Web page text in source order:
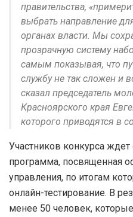
правительства,
выбрать направление
органах власти. Мы
прозрачную систему
самым показывая, что
службу не так сложен и
сказал председатель
Красноярского края
которого приводятся в
Участников конкурса ждет
программа, посвященная
управления, по итогам
онлайн-тестирование. В
менее 50 человек,